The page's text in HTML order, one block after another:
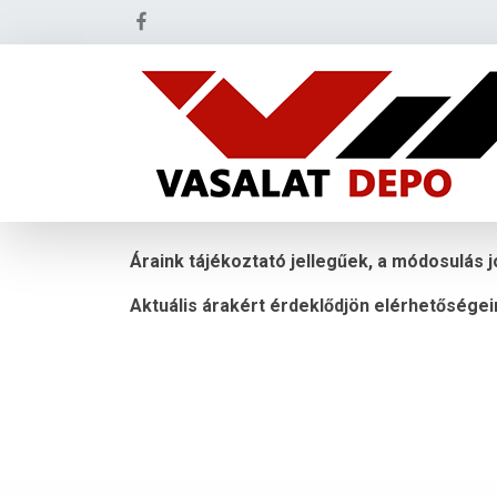
Áraink tájékoztató jellegűek, a módosulás
Aktuális árakért érdeklődjön